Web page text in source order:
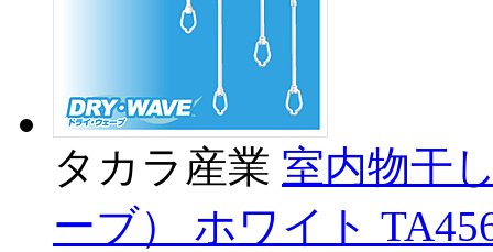
タカラ産業 室内物干
ーブ） ホワイト